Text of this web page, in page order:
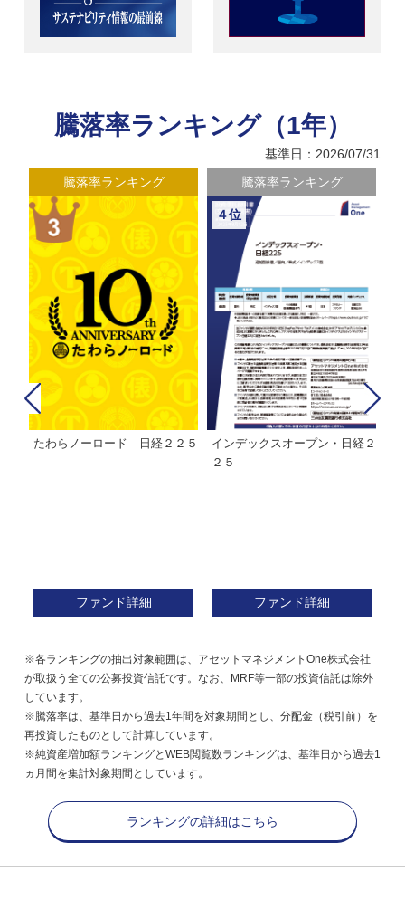
騰落率ランキング（1年）
基準日：2026/07/31
騰落率ランキング
５位
ＭＨＡＭ株式インデックスファ
ファンド詳細
騰落率ランキング
６位
インデックスミリオン
ファンド詳細
※各ランキングの抽出対象範囲は、アセットマネジメントOne株式会社
が取扱う全ての公募投資信託です。なお、MRF等一部の投資信託は除外
しています。
※騰落率は、基準日から過去1年間を対象期間とし、分配金（税引前）を
再投資したものとして計算しています。
※純資産増加額ランキングとWEB閲覧数ランキングは、基準日から過去1
ヵ月間を集計対象期間としています。
ランキングの詳細はこちら